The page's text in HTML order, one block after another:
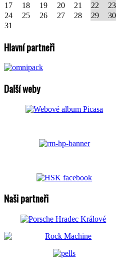
17
18 19 20 21 22
23
24
25 26 27 28 29
30
31
Hlavní partneři
Další weby
Naši partneři